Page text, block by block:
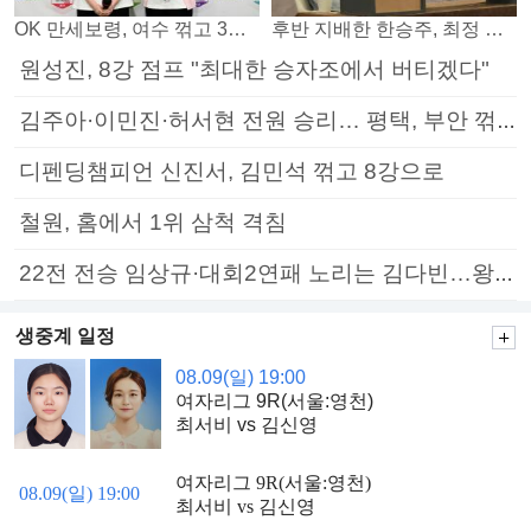
OK 만세보령, 여수 꺾고 3연패 탈출 후반 지배한 한승주, 최정 꺾고 8강 진출
원성진, 8강 점프 "최대한 승자조에서 버티겠다"
김주아·이민진·허서현 전원 승리… 평택, 부안 꺾고 5연승
디펜딩챔피언 신진서, 김민석 꺾고 8강으로
철원, 홈에서 1위 삼척 격침
22전 전승 임상규·대회2연패 노리는 김다빈…왕중왕전 16강 7일부터
생중계 일정
08.09(일) 19:00
여자리그 9R(서울:영천)
최서비 vs 김신영
08.09(일) 19:00
여자리그 9R(서울:영천)
최서비 vs 김신영